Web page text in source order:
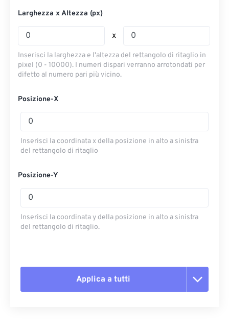
Larghezza x Altezza (px)
x
Inserisci la larghezza e l'altezza del rettangolo di ritaglio in
pixel (0 - 10000). I numeri dispari verranno arrotondati per
difetto al numero pari più vicino.
Posizione-X
Inserisci la coordinata x della posizione in alto a sinistra
del rettangolo di ritaglio
Posizione-Y
Inserisci la coordinata y della posizione in alto a sinistra
del rettangolo di ritaglio.
Applica a tutti